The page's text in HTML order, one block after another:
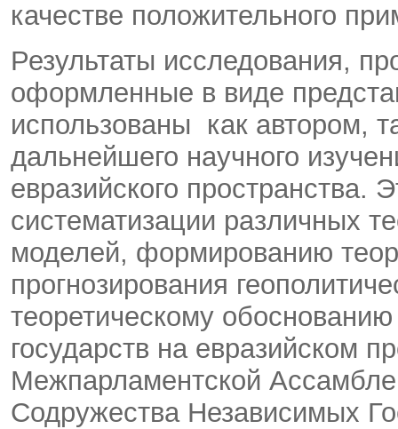
качестве положительного
Результаты исследования,
оформленные в виде
использованы как автором,
дальнейшего научного
евразийского пространства.
систематизации различных
моделей, формированию
прогнозирования
теоретическому
государств на евразийском
Межпарламентской
Содружества Независимых